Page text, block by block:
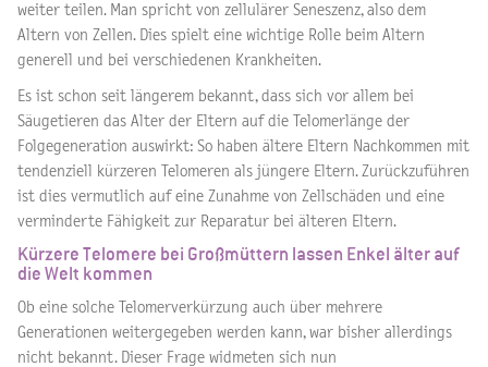
weiter teilen. Man spricht von zellulärer Seneszenz, also dem
Altern von Zellen. Dies spielt eine wichtige Rolle beim Altern
generell und bei verschiedenen Krankheiten.
Es ist schon seit längerem bekannt, dass sich vor allem bei
Säugetieren das Alter der Eltern auf die Telomerlänge der
Folgegeneration auswirkt: So haben ältere Eltern Nachkommen mit
tendenziell kürzeren Telomeren als jüngere Eltern. Zurückzuführen
ist dies vermutlich auf eine Zunahme von Zellschäden und eine
verminderte Fähigkeit zur Reparatur bei älteren Eltern.
Kürzere Telomere bei Großmüttern lassen Enkel älter auf
die Welt kommen
Ob eine solche Telomerverkürzung auch über mehrere
Generationen weitergegeben werden kann, war bisher allerdings
nicht bekannt. Dieser Frage widmeten sich nun